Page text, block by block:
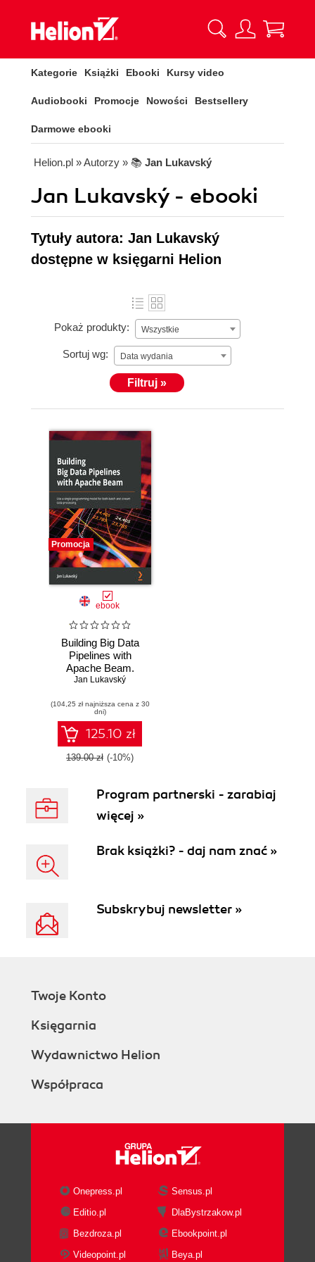
Kategorie Książki Ebooki Kursy video
Audiobooki Promocje Nowości Bestsellery
Darmowe ebooki
Helion.pl » Autorzy » 📚 Jan Lukavský
Jan Lukavský - ebooki
Tytuły autora: Jan Lukavský
dostępne w księgarni Helion
Pokaż produkty: Wszystkie
Sortuj wg: Data wydania
Filtruj »
Promocja
ebook
Building Big Data
Pipelines with
Apache Beam.
Use a single
model for both
batch and stream
data processing
Jan Lukavský
(104,25 zł najniższa cena z 30
dni)
125.10 zł
139.00 zł (-10%)
Program partnerski - zarabiaj
więcej »
Brak książki? - daj nam znać »
Subskrybuj newsletter »
Twoje Konto
Księgarnia
Wydawnictwo Helion
Współpraca
Onepress.pl
Sensus.pl
Editio.pl
DlaBystrzakow.pl
Bezdroza.pl
Ebookpoint.pl
Videopoint.pl
Beya.pl